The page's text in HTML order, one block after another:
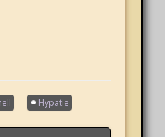
étant un support
relativement…
Hypatie